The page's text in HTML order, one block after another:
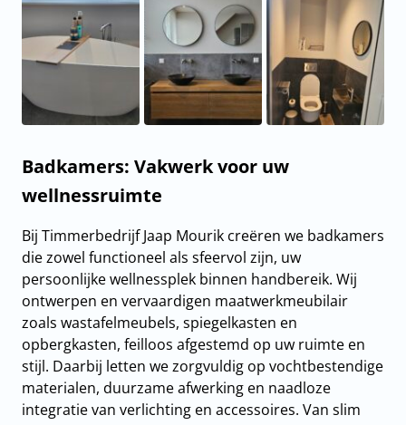
Badkamers: Vakwerk voor uw
wellnessruimte
Bij Timmerbedrijf Jaap Mourik creëren we badkamers
die zowel functioneel als sfeervol zijn, uw
persoonlijke wellnessplek binnen handbereik. Wij
ontwerpen en vervaardigen maatwerkmeubilair
zoals wastafelmeubels, spiegelkasten en
opbergkasten, feilloos afgestemd op uw ruimte en
stijl. Daarbij letten we zorgvuldig op vochtbestendige
materialen, duurzame afwerking en naadloze
integratie van verlichting en accessoires. Van slim